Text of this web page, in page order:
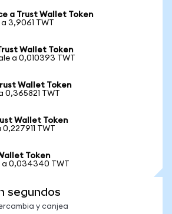
a Trust Wallet Token
3,9061 TWT
Wallet Token
a 0,010393 TWT
Wallet Token
0,365821 TWT
Wallet Token
TWT
Token
a 0,034340 TWT
segundos
y canjea